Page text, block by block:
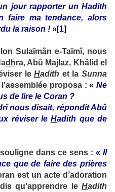
jour rapporter unHadith
faire ma tendance, alors
la raison ! »[1]
Sulaïmân e-Taïmî, nous
dhra, Abû Majlaz, Khâlid el
leHadith et laSunna
proposa :« Ne
de lire le Coran ?
nous disait, répondit Abû
réviser leHadith que de
souligne dans ce sens : « Il
que de faire des prières
est un acte d’adoration
qu’apprendre le Hadith